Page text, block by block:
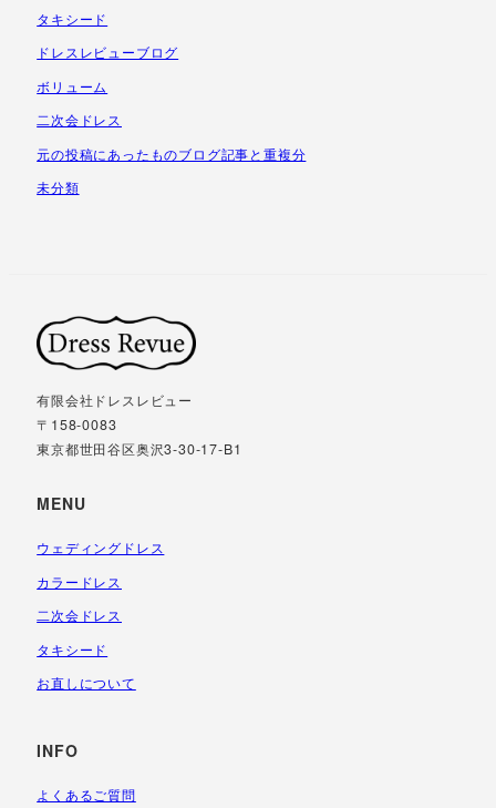
タキシード
ドレスレビューブログ
ボリューム
二次会ドレス
元の投稿にあったものブログ記事と重複分
未分類
有限会社ドレスレビュー
〒158-0083
東京都世田谷区奥沢3-30-17-B1
MENU
ウェディングドレス
カラードレス
二次会ドレス
タキシード
お直しについて
INFO
よくあるご質問